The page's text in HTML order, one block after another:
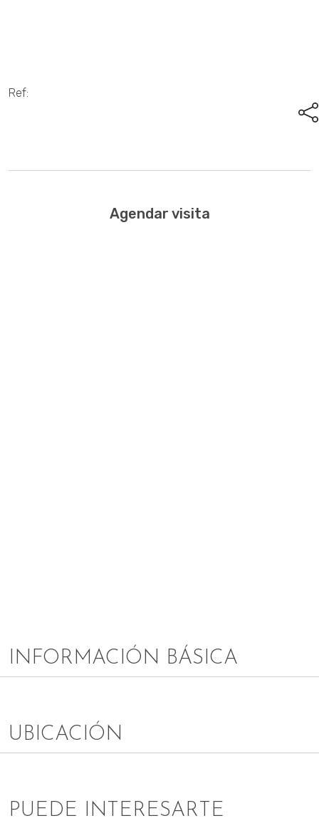
Ref:
Agendar visita
INFORMACIÓN BÁSICA
UBICACIÓN
PUEDE INTERESARTE